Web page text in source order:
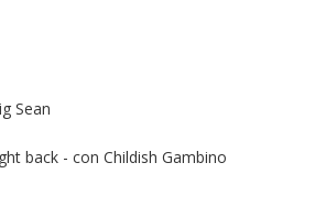
Sean
back - con Childish Gambino